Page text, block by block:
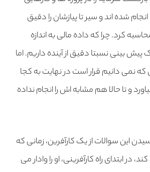
انجام شده اند و سیر تا پیازشان را دقیق
کرد. چرا که داده مالی به اندازه
بینی نسبتا دقیق از آینده داریم. اما
که نمی دانیم قرار است در نهایت به کجا
و تا حالا هم مشابه اش را انجام نداده
این سوالات از یک کارآفرین، زمانی که
در ابتدای راه کارآفرینی، او را وادار می